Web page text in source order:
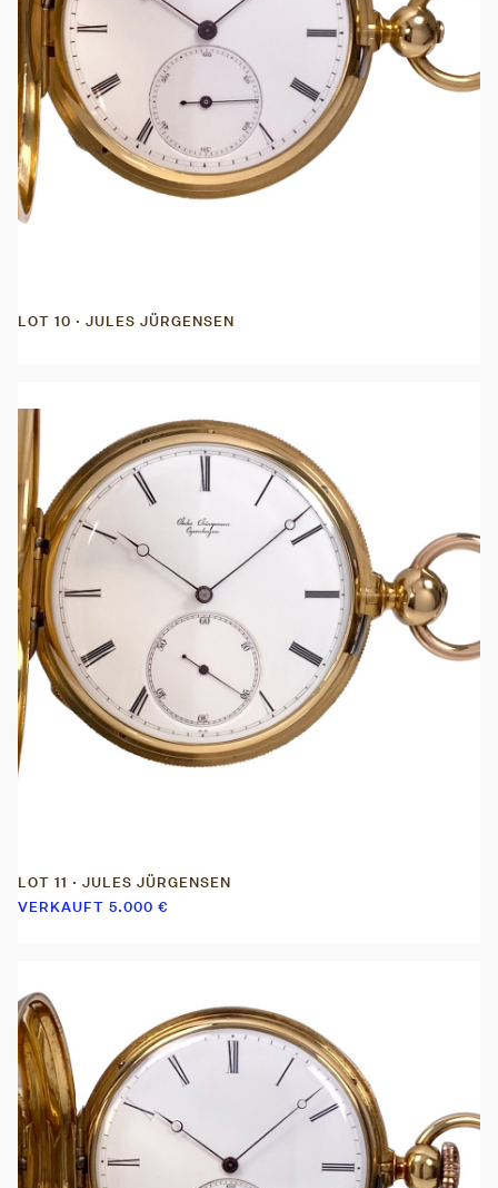
LOT 10 · JULES JÜRGENSEN
LOT 11 · JULES JÜRGENSEN
VERKAUFT 5.000 €